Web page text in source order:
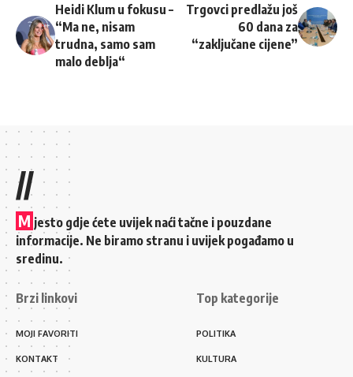
Heidi Klum u fokusu –
“Ma ne, nisam
trudna, samo sam
malo deblja“
Trgovci predlažu još
60 dana za
“zaključane cijene”
//
M jesto gdje ćete uvijek naći tačne i pouzdane
informacije. Ne biramo stranu i uvijek pogađamo u
sredinu.
Brzi linkovi
MOJI FAVORITI
KONTAKT
Top kategorije
POLITIKA
KULTURA